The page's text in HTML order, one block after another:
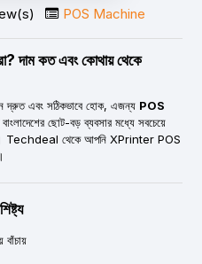
POS Machine
দাম কত এবং কোথায় থেকে
দ্রুত এবং সঠিকভাবে হোক, এজন্য POS
বাংলাদেশের ছোট-বড় ব্যবসার মধ্যে সবচেয়ে
Techdeal থেকে আপনি XPrinter POS
বাঁচায়